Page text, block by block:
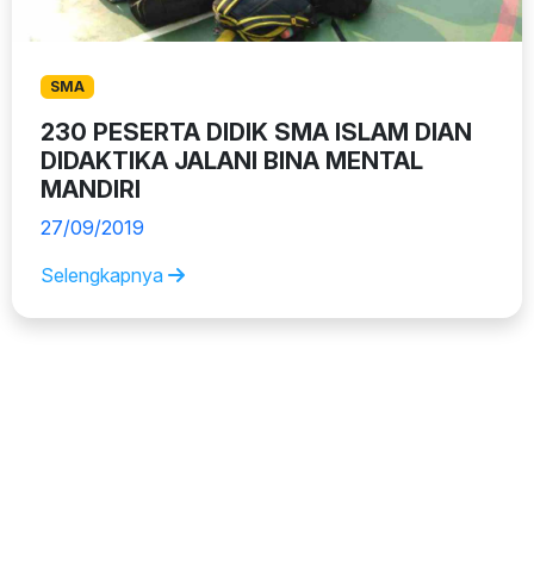
SMA
230 PESERTA DIDIK SMA ISLAM DIAN
DIDAKTIKA JALANI BINA MENTAL
MANDIRI
27/09/2019
Selengkapnya